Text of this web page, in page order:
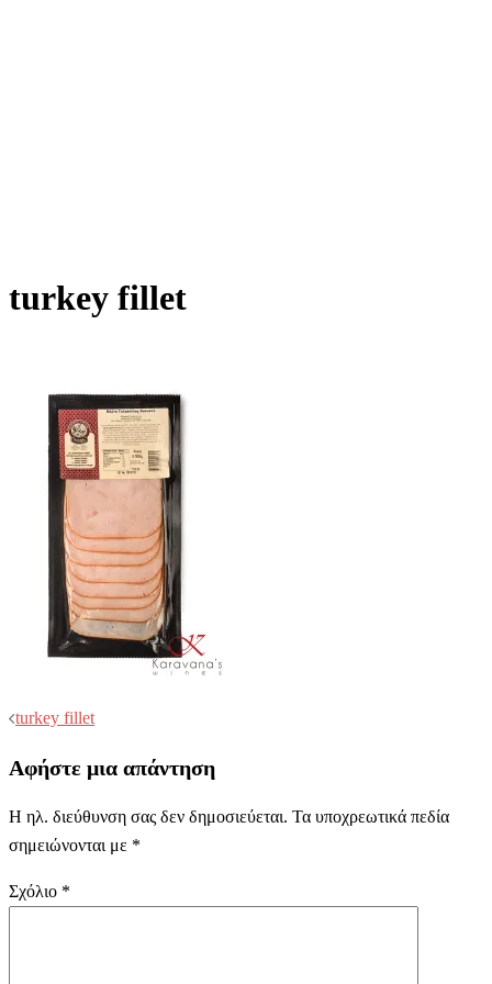
turkey fillet
Post
turkey fillet
Αφήστε μια απάντηση
Η ηλ. διεύθυνση σας δεν δημοσιεύεται. Τα υποχρεωτικά πεδία
σημειώνονται με *
Σχόλιο *